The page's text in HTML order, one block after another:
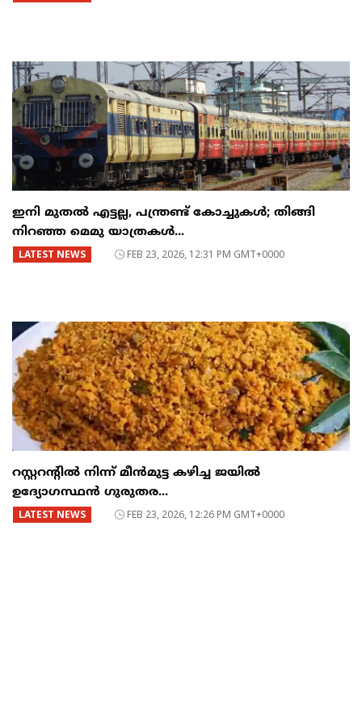
ഇനി മുതൽ എട്ടല്ല, പന്ത്രണ്ട് കോച്ചുകള്‍; തിങ്ങി
നിറഞ്ഞ മെമു യാത്രകൾ...
LATEST NEWS FEB 23, 2026, 12:31 PM GMT+0000
റസ്റ്ററന്റില്‍ നിന്ന് മീന്‍മുട്ട കഴിച്ച ജയില്‍
ഉദ്യോഗസ്ഥന്‍ ഗുരുതര...
LATEST NEWS FEB 23, 2026, 12:26 PM GMT+0000